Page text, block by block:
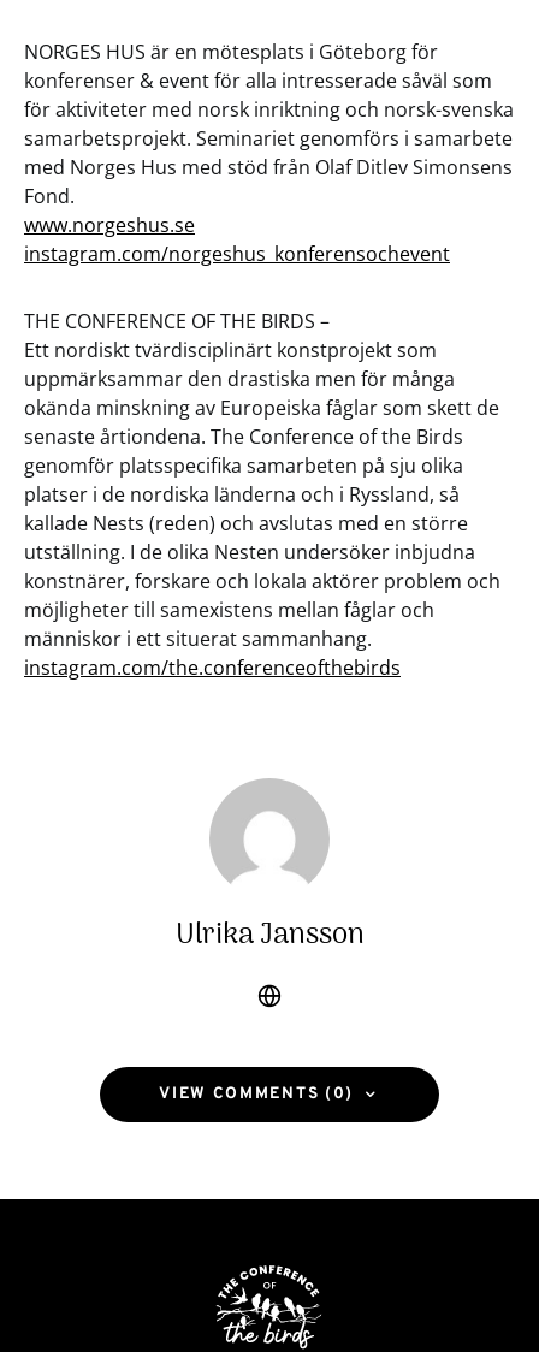
NORGES HUS är en mötesplats i Göteborg för
konferenser & event för alla intresserade såväl som
för aktiviteter med norsk inriktning och norsk-svenska
samarbetsprojekt. Seminariet genomförs i samarbete
med Norges Hus med stöd från Olaf Ditlev Simonsens
Fond.
www.norgeshus.se
instagram.com/norgeshus_konferensochevent
THE CONFERENCE OF THE BIRDS –
Ett nordiskt tvärdisciplinärt konstprojekt som
uppmärksammar den drastiska men för många
okända minskning av Europeiska fåglar som skett de
senaste årtiondena. The Conference of the Birds
genomför platsspecifika samarbeten på sju olika
platser i de nordiska länderna och i Ryssland, så
kallade Nests (reden) och avslutas med en större
utställning. I de olika Nesten undersöker inbjudna
konstnärer, forskare och lokala aktörer problem och
möjligheter till samexistens mellan fåglar och
människor i ett situerat sammanhang.
instagram.com/the.conferenceofthebirds
Ulrika Jansson
VIEW COMMENTS (0)